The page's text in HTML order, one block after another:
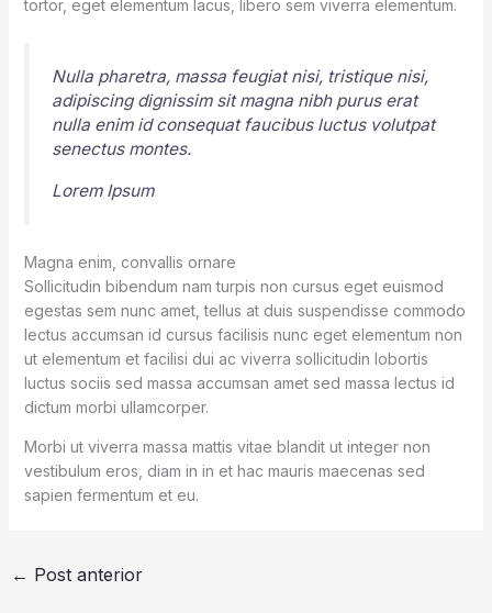
tortor, eget elementum lacus, libero sem viverra elementum.
Nulla pharetra, massa feugiat nisi, tristique nisi,
adipiscing dignissim sit magna nibh purus erat
nulla enim id consequat faucibus luctus volutpat
senectus montes.
Lorem Ipsum
Magna enim, convallis ornare
Sollicitudin bibendum nam turpis non cursus eget euismod
egestas sem nunc amet, tellus at duis suspendisse commodo
lectus accumsan id cursus facilisis nunc eget elementum non
ut elementum et facilisi dui ac viverra sollicitudin lobortis
luctus sociis sed massa accumsan amet sed massa lectus id
dictum morbi ullamcorper.
Morbi ut viverra massa mattis vitae blandit ut integer non
vestibulum eros, diam in in et hac mauris maecenas sed
sapien fermentum et eu.
← Post anterior